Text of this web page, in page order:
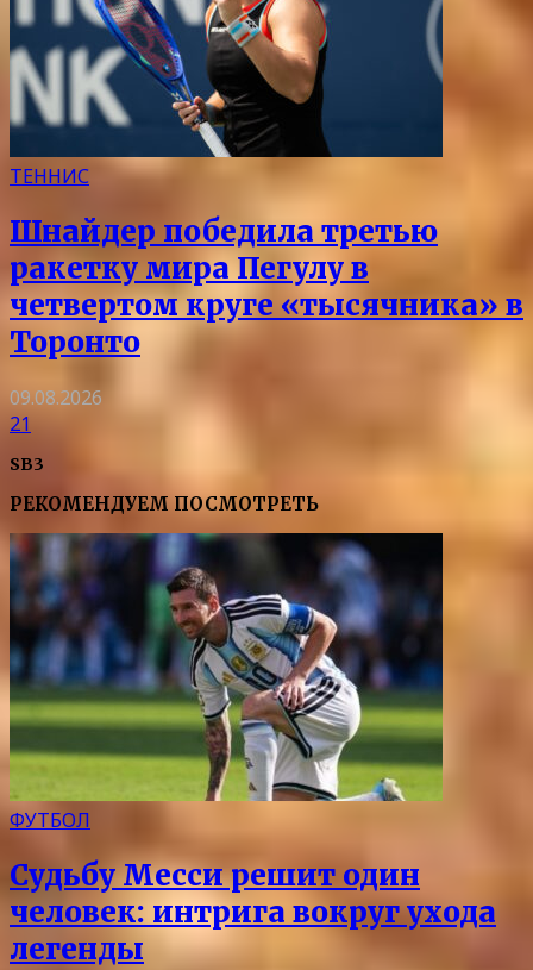
ТЕННИС
Шнайдер победила третью
ракетку мира Пегулу в
четвертом круге «тысячника» в
Торонто
09.08.2026
21
SB3
РЕКОМЕНДУЕМ ПОСМОТРЕТЬ
ФУТБОЛ
Судьбу Месси решит один
человек: интрига вокруг ухода
легенды